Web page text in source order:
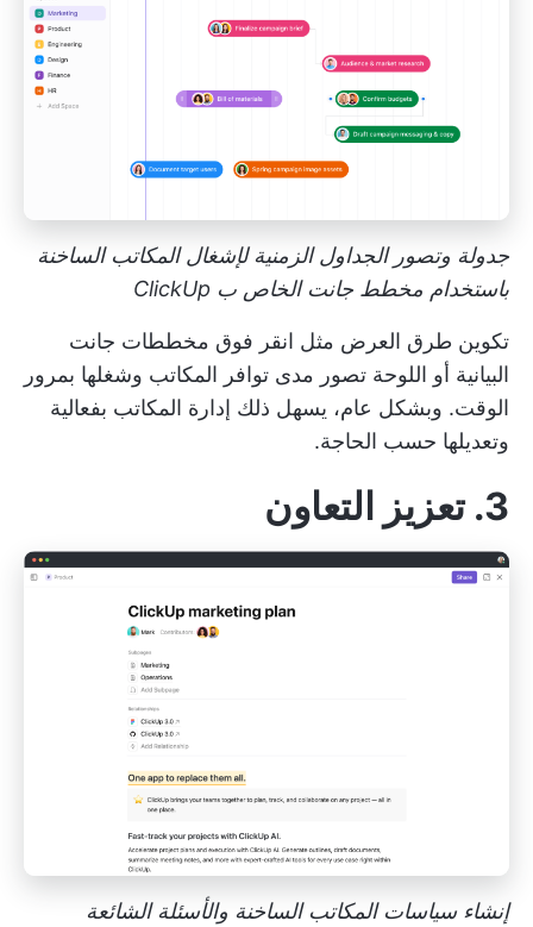
جدولة وتصور الجداول الزمنية لإشغال المكاتب الساخنة
باستخدام مخطط جانت الخاص ب ClickUp
تكوين طرق العرض مثل انقر فوق مخططات جانت
البيانية أو اللوحة تصور مدى توافر المكاتب وشغلها بمرور
الوقت. وبشكل عام، يسهل ذلك إدارة المكاتب بفعالية
وتعديلها حسب الحاجة.
3. تعزيز التعاون
إنشاء سياسات المكاتب الساخنة والأسئلة الشائعة